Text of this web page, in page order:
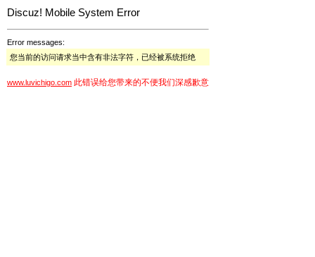
Discuz! Mobile System Error
Error messages:
您当前的访问请求当中含有非法字符，已经被系统拒绝
www.luvichigo.com 此错误给您带来的不便我们深感歉意